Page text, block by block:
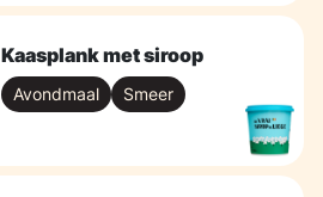
Kaasplank met siroop
Avondmaal Smeer